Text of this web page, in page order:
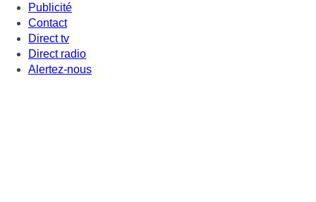
Publicité
Contact
Direct tv
Direct radio
Alertez-nous